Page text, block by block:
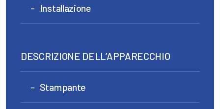
Installazione
DESCRIZIONE DELL’APPARECCHIO
Stampante